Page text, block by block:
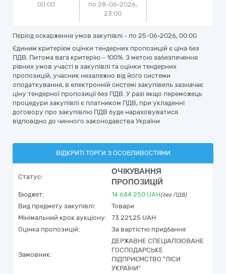
00:00
по 28-06-2026,
23:00
Період оскарження умов закупівлі - по 25-06-2026, 00:00
Єдиним критерієм оцінки тендерних пропозицій є ціна без
ПДВ. Питома вага критерію – 100%. З метою забезпечення
рівних умов участі в закупівлі та оцінки тендерних
пропозицій, учасник незалежно від його системи
оподаткування, в електронній системі закупівель зазначає
ціну тендерної пропозиції без ПДВ. У разі якщо переможець
процедури закупівлі є платником ПДВ, при укладенні
договору про закупівлю ПДВ буде нараховуватися
відповідно до чинного законодавства України
ВІДКРИТІ ТОРГИ З ОСОБЛИВОСТЯМИ
Статус:
ОЧІКУВАННЯ
ПРОПОЗИЦІЙ
Бюджет: 14 644 250 UAH(без ПДВ)
Вид предмету закупівлі:
Товари
Мінімальний крок аукціону:
73 221,25 UAH
Оцінка пропозицій:
За вартістю придбання
Замовник:
ДЕРЖАВНЕ СПЕЦІАЛІЗОВАНЕ
ГОСПОДАРСЬКЕ
ПІДПРИЄМСТВО "ЛІСИ
УКРАЇНИ"